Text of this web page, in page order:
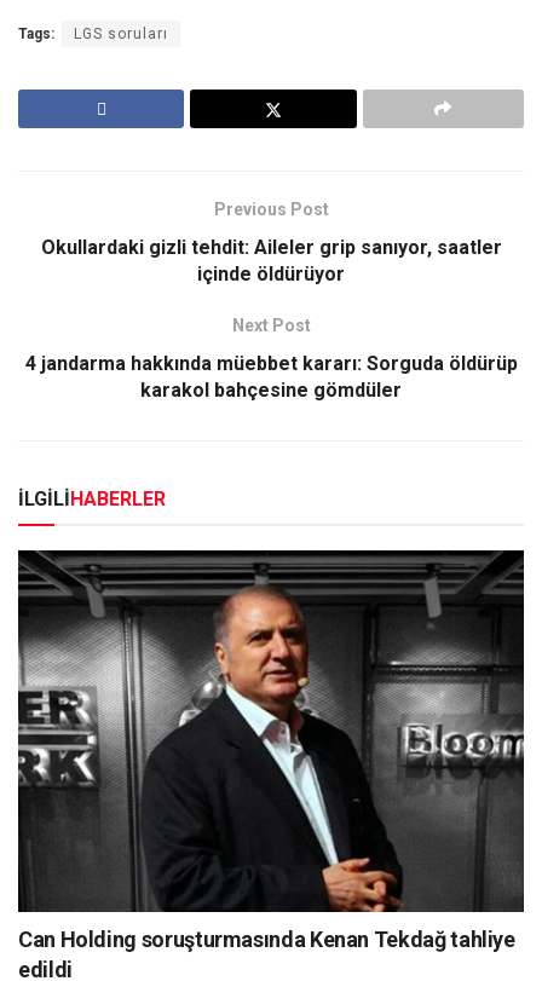
Tags: LGS soruları
Previous Post
Okullardaki gizli tehdit: Aileler grip sanıyor, saatler
içinde öldürüyor
Next Post
4 jandarma hakkında müebbet kararı: Sorguda öldürüp
karakol bahçesine gömdüler
İLGİLİ HABERLER
Can Holding soruşturmasında Kenan Tekdağ tahliye
edildi